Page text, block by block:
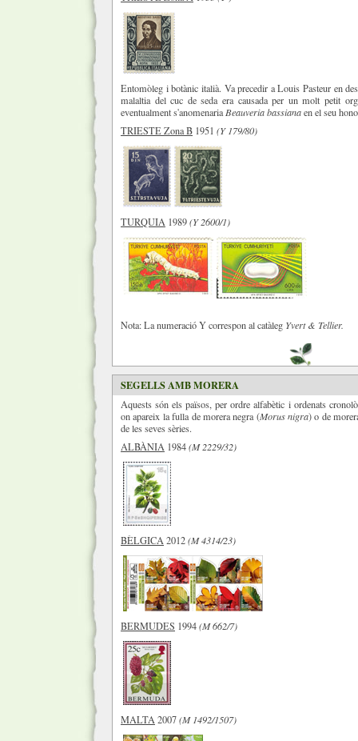
Entomòleg i botànic italià. Va precedir a Louis Pasteur en
malaltia del cuc de seda era causada per un molt petit
eventualment s'anomenaria Beauveria bassianaen el seu
TRIESTE Zona B 1951 (Y 179/80)
TURQUIA 1989(Y 2600/1)
Nota: La numeració Y correspon al catàleg Yvert & Tellier.
SEGELLS AMB MORERA
Aquests són els països, per ordre alfabètic i ordenats
on apareix la fulla de morera negra (Morus nigra) o de
de les seves sèries.
ALBÀNIA 1984(M 2229/32)
BÈLGICA 2012(M 4314/23)
BERMUDES 1994(M 662/7)
MALTA 2007(M 1492/1507)